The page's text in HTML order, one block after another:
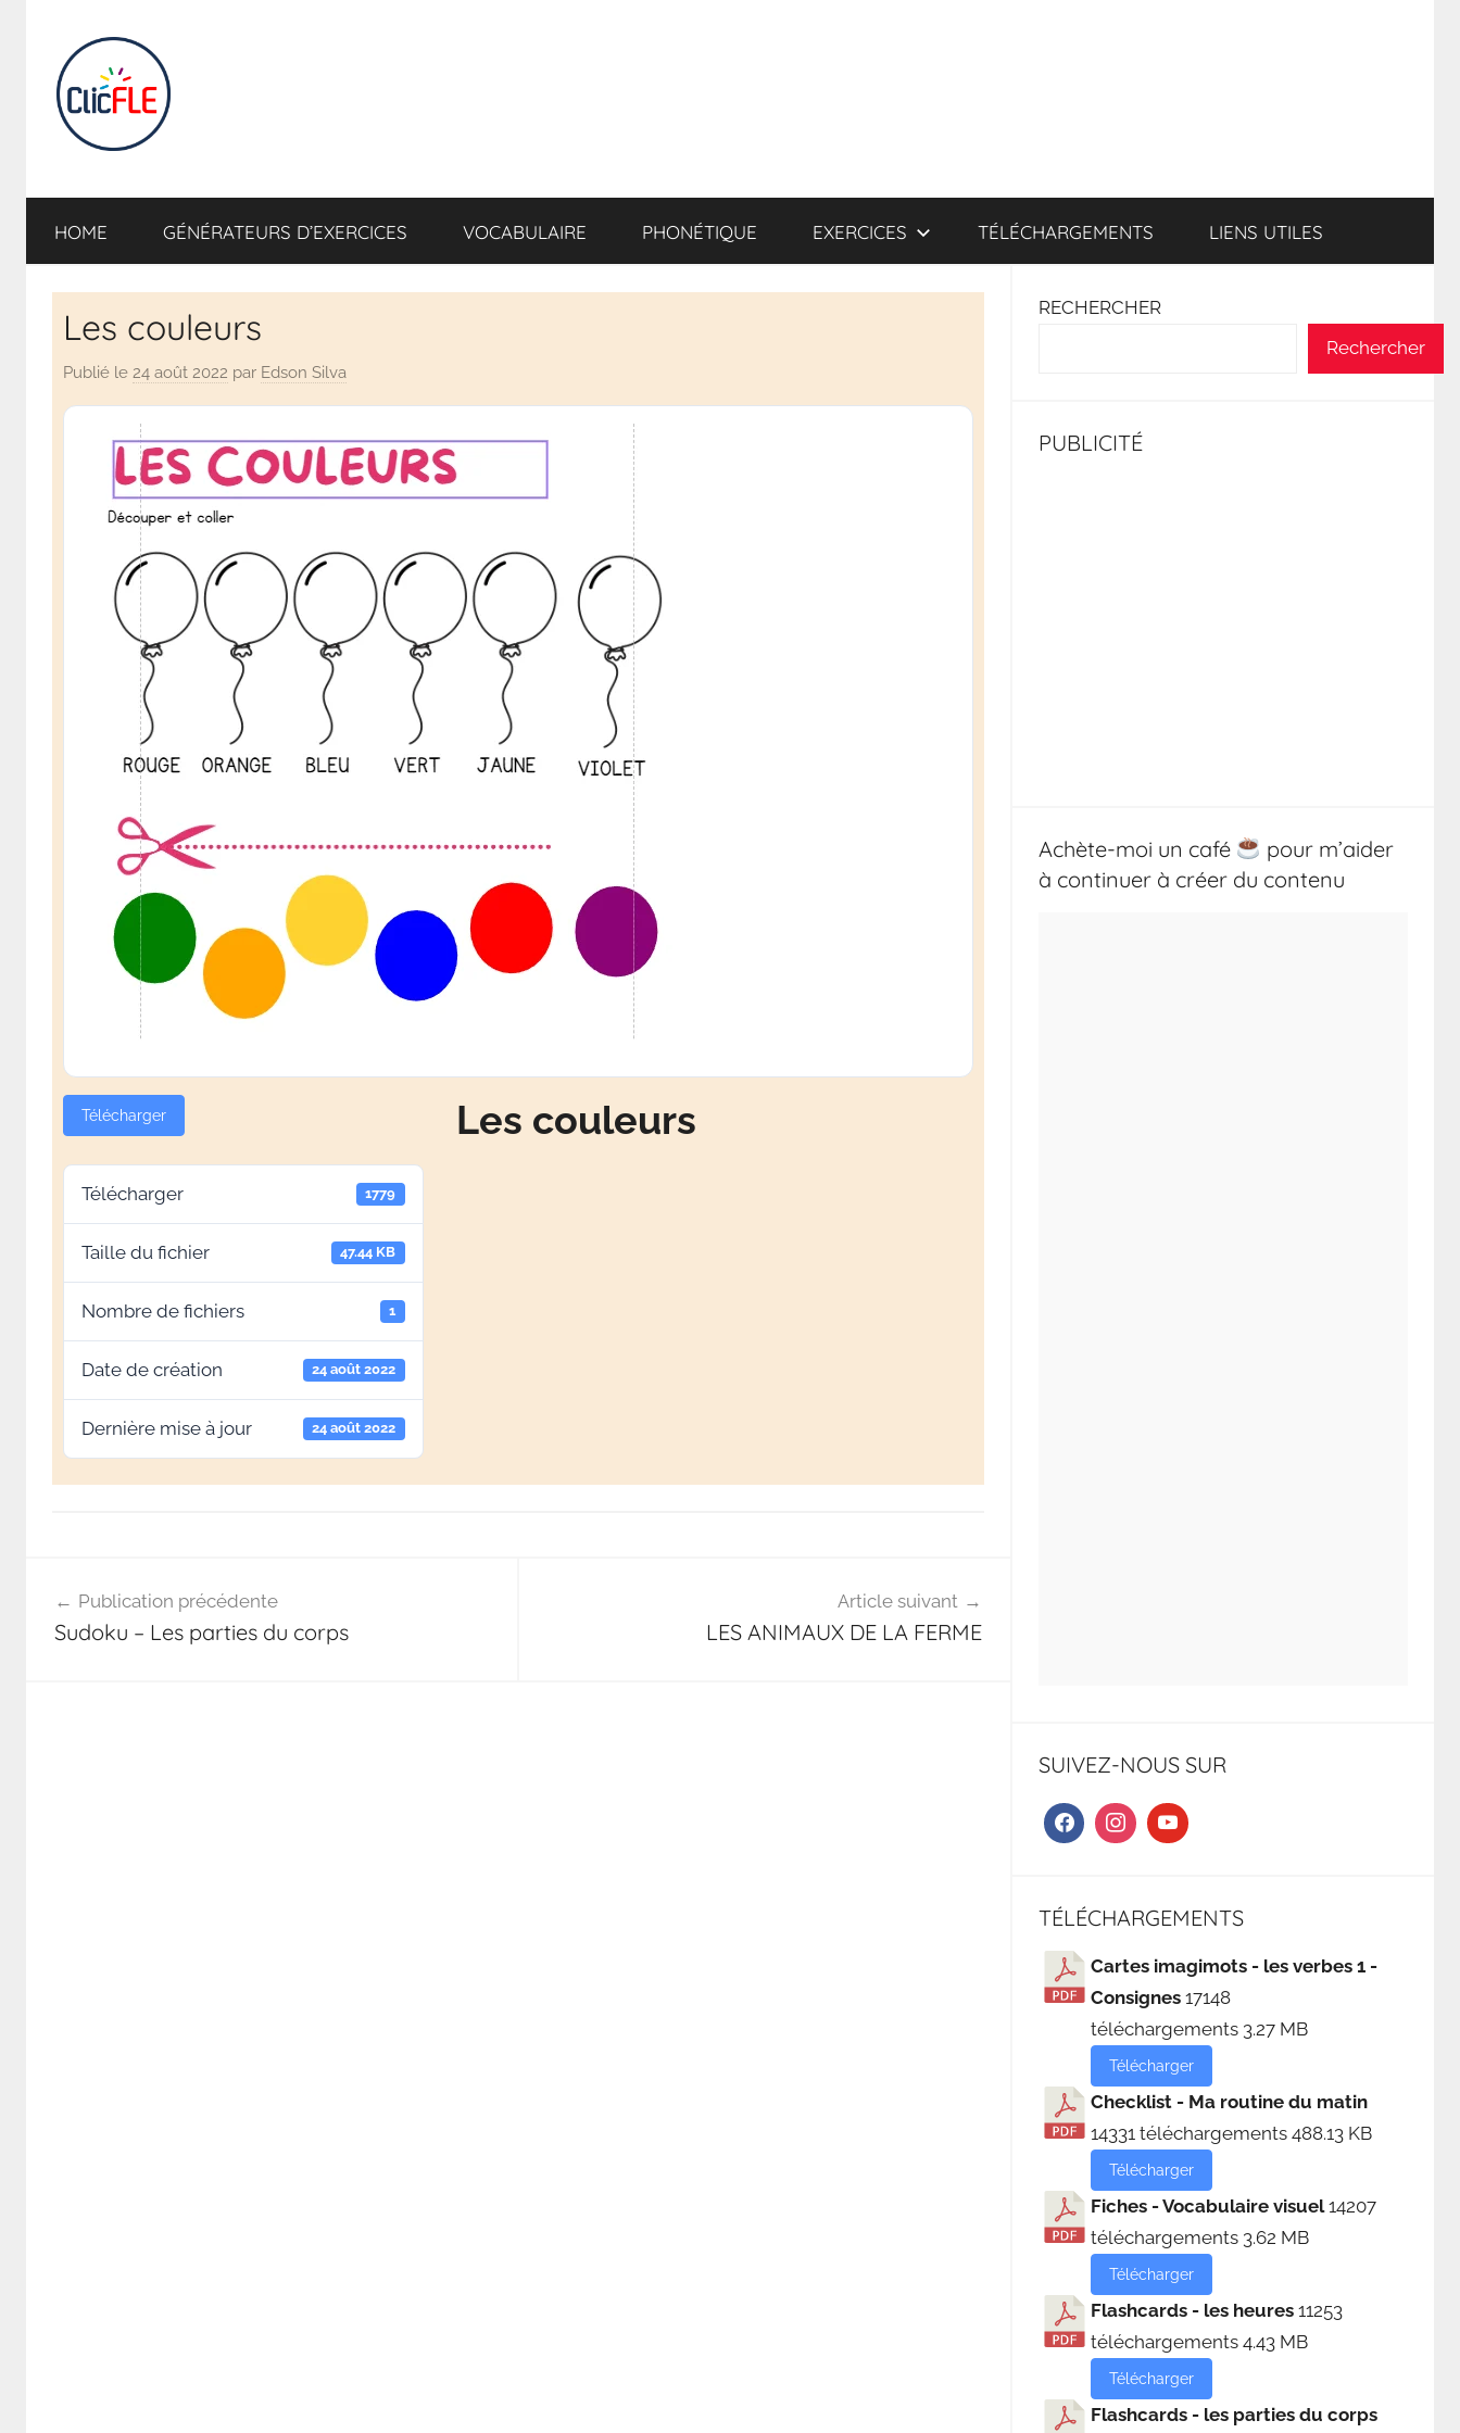
CLIC
FLE
INTERACTIF
–
Apprendre
français
s'amusant
en
s'amusant
HOME GÉNÉRATEURS D’EXERCICES VOCABULAIRE PHONÉTIQUE EXERCICES TÉLÉCHARGEMENTS LIENS UTILES
Les couleurs
Publié le 24 août 2022 par Edson Silva
Télécharger
Télécharger 1779
Taille du fichier 47.44 KB
Nombre de fichiers 1
Date de création 24 août 2022
Dernière mise à jour 24 août 2022
Les couleurs
Publication précédente
Sudoku – Les parties du corps
Article suivant
LES ANIMAUX DE LA FERME
RECHERCHER
Rechercher
PUBLICITÉ
Achète-moi un café
pour m’aider
à continuer à créer du contenu
SUIVEZ-NOUS SUR
TÉLÉCHARGEMENTS
Cartes imagimots - les verbes 1 -
Consignes 17148
téléchargements 3.27 MB
Télécharger
Checklist - Ma routine du matin
14331 téléchargements 488.13 KB
Télécharger
Fiches - Vocabulaire visuel14207
téléchargements 3.62 MB
Télécharger
Flashcards - les heures 11253
téléchargements 4.43 MB
Télécharger
Flashcards - les parties du corps